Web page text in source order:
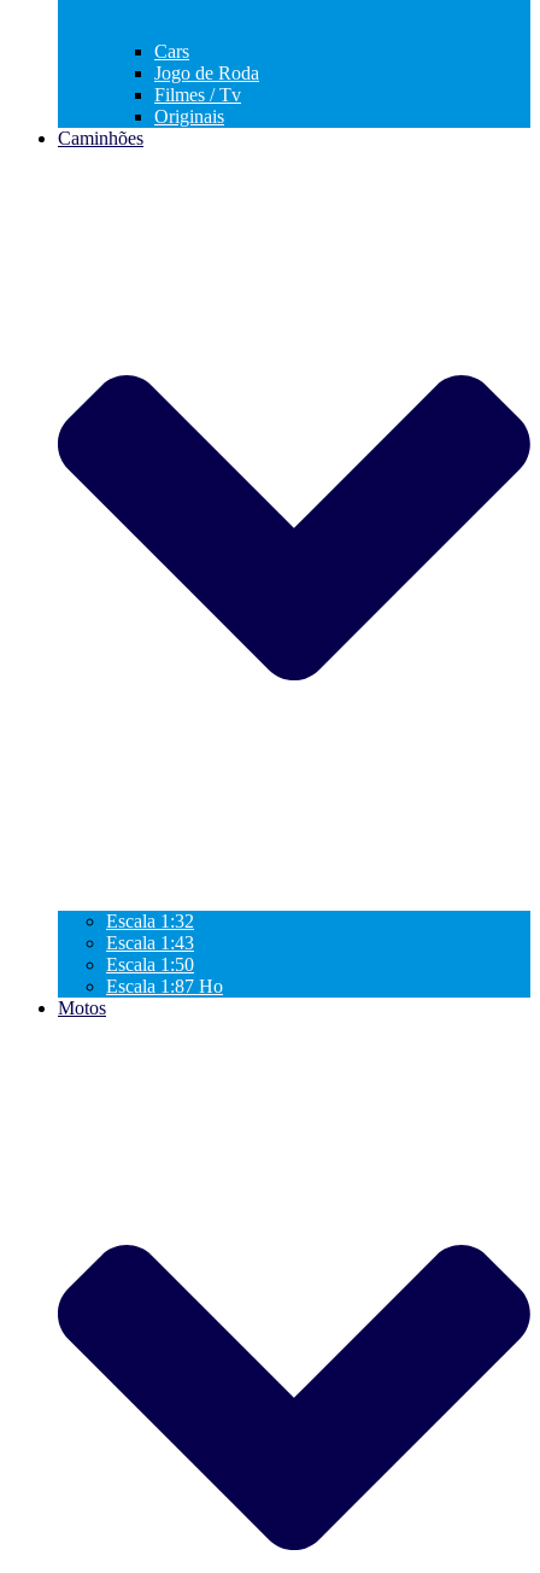
Cars
Jogo de Roda
Filmes / Tv
Originais
Caminhões
Escala 1:32
Escala 1:43
Escala 1:50
Escala 1:87 Ho
Motos